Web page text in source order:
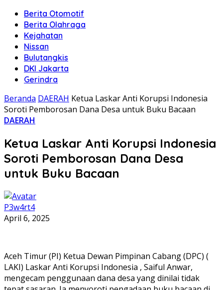
Berita Otomotif
Berita Olahraga
Kejahatan
Nissan
Bulutangkis
DKI Jakarta
Gerindra
Beranda DAERAH Ketua Laskar Anti Korupsi Indonesia
Soroti Pemborosan Dana Desa untuk Buku Bacaan
DAERAH
Ketua Laskar Anti Korupsi Indonesia
Soroti Pemborosan Dana Desa
untuk Buku Bacaan
P3w4rt4
April 6, 2025
Aceh Timur (PI) Ketua Dewan Pimpinan Cabang (DPC) (
LAKI) Laskar Anti Korupsi Indonesia , Saiful Anwar,
mengecam penggunaan dana desa yang dinilai tidak